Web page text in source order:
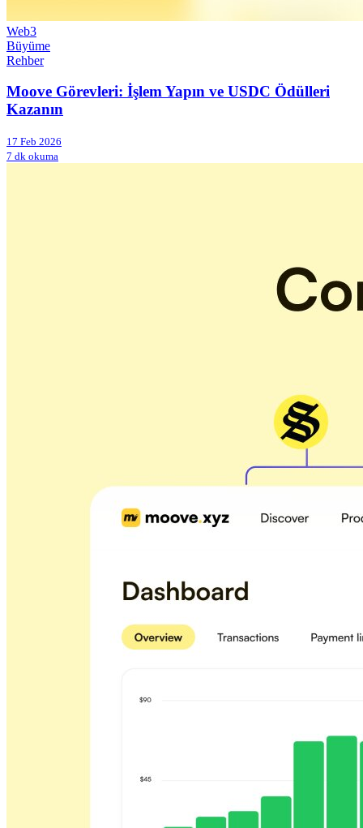
Web3
Büyüme
Rehber
Moove Görevleri: İşlem Yapın ve USDC Ödülleri
Kazanın
17 Feb 2026
7 dk okuma